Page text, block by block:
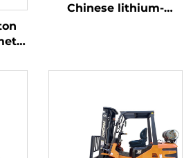
Chinese lithium-
en betaalbare prijs